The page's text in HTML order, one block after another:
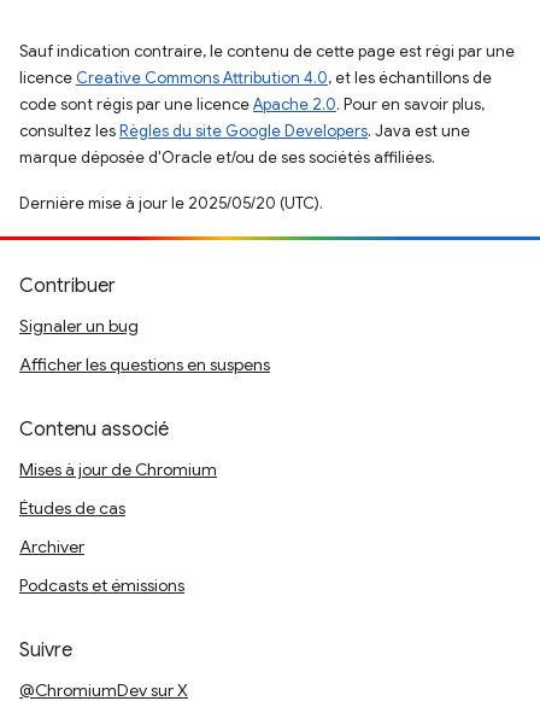
Sauf indication contraire, le contenu de cette page est régi par une
licence Creative Commons Attribution 4.0, et les échantillons de
code sont régis par une licenceApache 2.0. Pour en savoir plus,
consultez lesRègles du site Google Developers. Java est une
marque déposée d'Oracle et/ou de ses sociétés affiliées.
Dernière mise à jour le 2025/05/20 (UTC).
Contribuer
Signaler un bug
Afficher les questions en suspens
Contenu associé
Mises à jour de Chromium
Études de cas
Archiver
Podcasts et émissions
Suivre
@ChromiumDev sur X